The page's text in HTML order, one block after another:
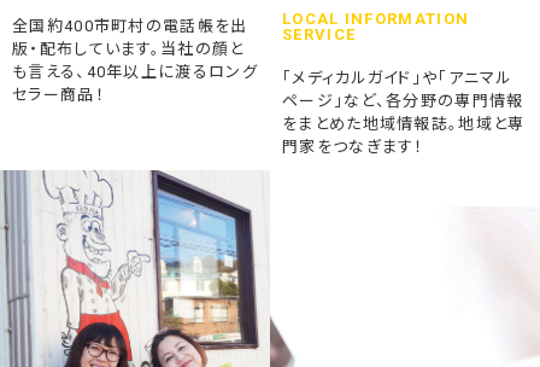
2023.04.04
そうごうページが電子書籍化！
「ウラオモテのある電話帳」がメディアに紹介されました
2023.01.13
弊社顧問税理士小関先生ラジオご出演
全国約400市町村の電話帳を出
版・配布しています。当社の顔と
も言える、40年以上に渡るロング
セラー商品！
LOCAL INFORMATION
SERVICE
「メディカルガイド」や「アニマル
ページ」など、各分野の専門情報
をまとめた地域情報誌。地域と専
門家をつなぎます！